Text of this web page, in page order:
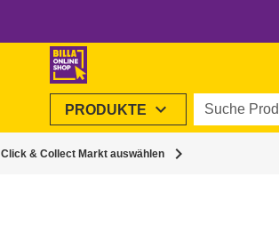
PRODUKTE expand_more Suche
Click & Collect Markt auswählen chevron_right